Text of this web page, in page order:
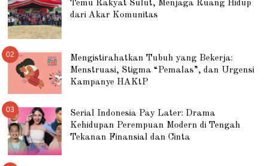
Temu Rakyat Sulut, Menjaga Ruang Hidup
dari Akar Komunitas
02
Mengistirahatkan Tubuh yang Bekerja:
Menstruasi, Stigma “Pemalas”, dan Urgensi
Kampanye HAKtP
03
Serial Indonesia Pay Later: Drama
Kehidupan Perempuan Modern di Tengah
Tekanan Finansial dan Cinta